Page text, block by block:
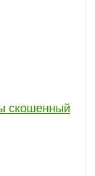
скошенный